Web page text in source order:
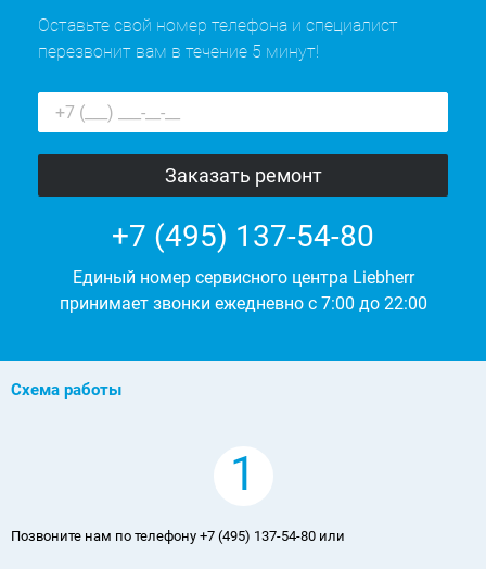
Оставьте свой номер телефона и специалист
перезвонит вам в течение 5 минут!
+7 (495) 137-54-80
Единый номер сервисного центра Liebherr
принимает звонки ежедневно с 7:00 до 22:00
Схема работы
1
Позвоните нам по телефону +7 (495) 137-54-80 или